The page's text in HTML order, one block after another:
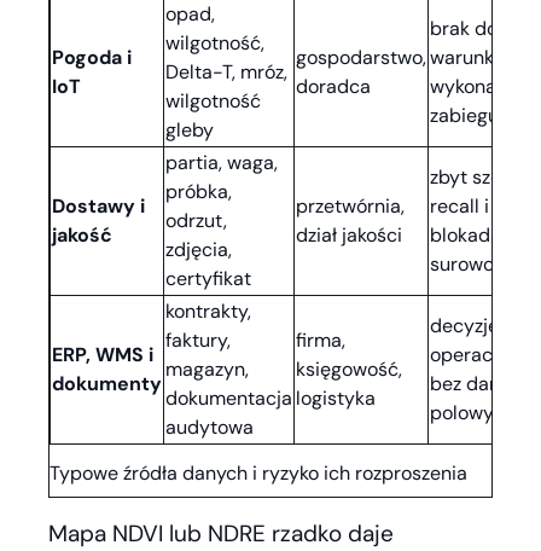
Typowe źródła danych i ryzyko ich rozproszenia
Pogoda i
IoT
opad,
wilgotność,
Delta-T, mróz,
wilgotność
gleby
gospodarstwo,
doradca
brak
warunków
wykonania
zabiegu
Dostawy i
jakość
partia, waga,
próbka,
odrzut,
zdjęcia,
certyfikat
przetwórnia,
dział jakości
zbyt szeroki
recall i
blokada
surowca
ERP, WMS i
dokumenty
kontrakty,
faktury,
magazyn,
dokumentacja
audytowa
firma,
księgowość,
logistyka
decyzje
operacyjne
bez danych
polowych
Mapa NDVI lub NDRE rzadko daje